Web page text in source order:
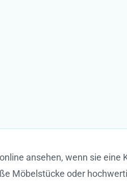
ansehen, wenn sie
Möbelstücke oder